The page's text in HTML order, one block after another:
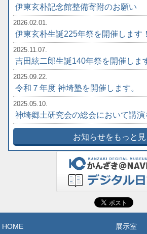
伊東玄朴記念館整備寄附のお願い
2026.02.01.
伊東玄朴生誕225年祭を開催します！
2025.11.07.
吉田絃二郎生誕140年祭を開催しま
2025.09.22.
令和７年度 神埼塾を開催します。
2025.05.10.
神埼郷土研究会の総会において講演
お知らせをもっと見
HOME 展示室